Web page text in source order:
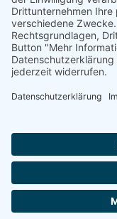
Vorstand
Ansprechpartner
Anmeldung
Kontakt
Kontaktformular